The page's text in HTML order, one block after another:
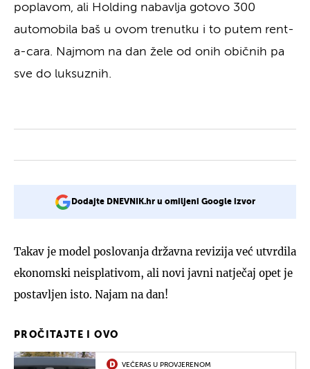
poplavom, ali Holding nabavlja gotovo 300
automobila baš u ovom trenutku i to putem rent-
a-cara. Najmom na dan žele od onih običnih pa
sve do luksuznih.
Dodajte DNEVNIK.hr u omiljeni Google izvor
Takav je model poslovanja državna revizija već utvrdila
ekonomski neisplativom, ali novi javni natječaj opet je
postavljen isto. Najam na dan!
PROČITAJTE I OVO
VEČERAS U PROVJERENOM